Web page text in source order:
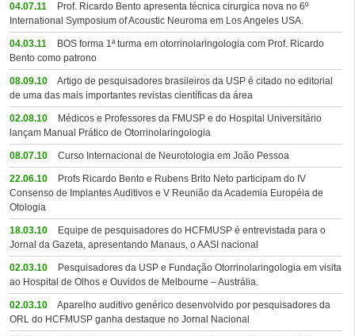
04.07.11
Prof. Ricardo Bento apresenta técnica cirurgica nova no 6º
International Symposium of Acoustic Neuroma em Los Angeles USA.
04.03.11
BOS forma 1ª turma em otorrinolaringologia com Prof. Ricardo
Bento como patrono
08.09.10
Artigo de pesquisadores brasileiros da USP é citado no editorial
de uma das mais importantes revistas científicas da área
02.08.10
Médicos e Professores da FMUSP e do Hospital Universitário
lançam Manual Prático de Otorrinolaringologia
08.07.10 Curso Internacional de Neurotologia em João Pessoa
22.06.10
Profs Ricardo Bento e Rubens Brito Neto participam do IV
Consenso de Implantes Auditivos e V Reunião da Academia Européia de
Otologia
18.03.10
Equipe de pesquisadores do HCFMUSP é entrevistada para o
Jornal da Gazeta, apresentando Manaus, o AASI nacional
02.03.10
Pesquisadores da USP e Fundação Otorrinolaringologia em visita
ao Hospital de Olhos e Ouvidos de Melbourne – Austrália.
02.03.10
Aparelho auditivo genérico desenvolvido por pesquisadores da
ORL do HCFMUSP ganha destaque no Jornal Nacional